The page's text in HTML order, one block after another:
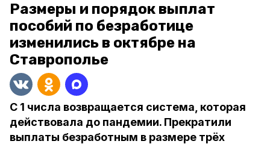
Размеры и порядок выплат
пособий по безработице
изменились в октябре на
Ставрополье
С 1 числа возвращается система, которая
действовала до пандемии. Прекратили
выплаты безработным в размере трёх